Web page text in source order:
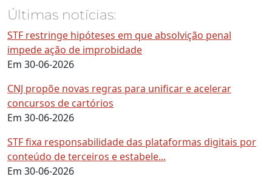
Últimas notícias:
STF restringe hipóteses em que absolvição penal
impede ação de improbidade
Em 30-06-2026
CNJ propõe novas regras para unificar e acelerar
concursos de cartórios
Em 30-06-2026
STF fixa responsabilidade das plataformas digitais por
conteúdo de terceiros e estabele...
Em 30-06-2026